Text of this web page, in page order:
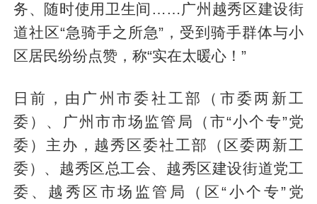
务、随时使用卫生间……广州越秀区建设街
道社区“急骑手之所急”，受到骑手群体与小
区居民纷纷点赞，称“实在太暖心！”
日前，由广州市委社工部（市委两新工
委）、广州市市场监管局（市“小个专”党
委）主办，越秀区委社工部（区委两新工
委）、越秀区总工会、越秀区建设街道党工
委、越秀区市场监管局（区“小个专”党